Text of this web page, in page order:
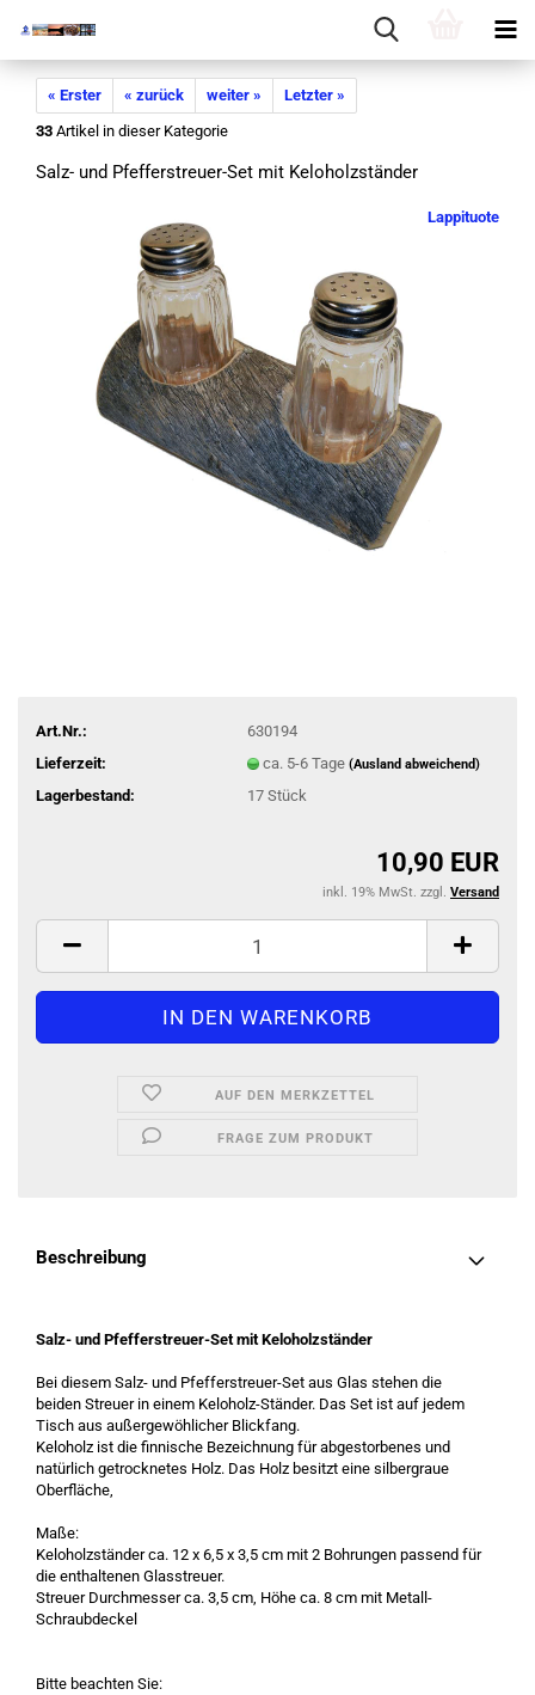
« Erster « zurück weiter »
Letzter »
33 Artikel in dieser Kategorie
Salz- und Pfefferstreuer-​Set mit Kel­oholz­stän­der
Lappituote
Art.Nr.:
630194
Lieferzeit:
ca. 5-6 Tage (Ausland abweichend)
Lagerbestand: 17 Stück
10,90 EUR
inkl. 19% MwSt. zzgl. Versand
AUF DEN MERKZETTEL
FRAGE ZUM PRODUKT
Beschreibung
Salz- und Pfefferstreuer-Set mit Keloholzständer
Bei diesem Salz- und Pfefferstreuer-Set aus Glas stehen die
beiden Streuer in einem Keloholz-Ständer. Das Set ist auf jedem
Tisch aus außergewöhlicher Blickfang.
Keloholz ist die finnische Bezeichnung für abgestorbenes und
natürlich getrocknetes Holz. Das Holz besitzt eine silbergraue
Oberfläche,
Maße:
Keloholzständer ca. 12 x 6,5 x 3,5 cm mit 2 Bohrungen passend für
die enthaltenen Glasstreuer.
Streuer Durchmesser ca. 3,5 cm, Höhe ca. 8 cm mit Metall-
Schraubdeckel
Bitte beachten Sie: